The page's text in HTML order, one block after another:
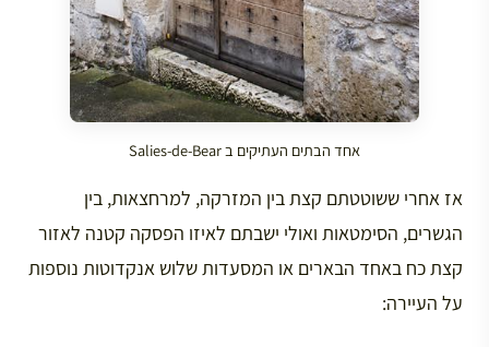
אחד הבתים העתיקים ב Salies-de-Bear
אז אחרי ששוטטתם קצת בין המזרקה, למרחצאות, בין
הגשרים, הסימטאות ואולי ישבתם לאיזו הפסקה קטנה לאזור
קצת כח באחד הבארים או המסעדות שלוש אנקדוטות נוספות
על העיירה: